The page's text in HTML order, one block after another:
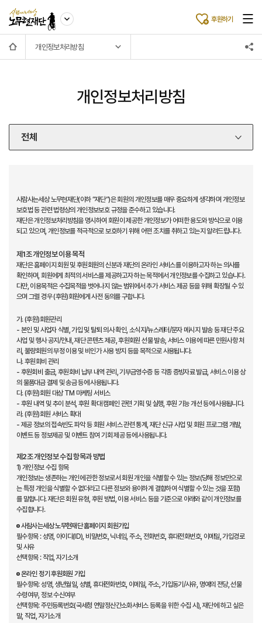
후원하기
개인정보처리방침
개인정보처리방침
전체
사람사는세상 노무현재단(이하 “재단”)은 회원의 개인정보를 매우 중요하게 생각하며 개인정보
보호법 등 관련 법령상의 개인정보보호 규정을 준수하고 있습니다.
재단은 개인정보처리방침을 명시하여 회원이 제공한 개인정보가 어떠한 용도와 방식으로 이용
되고 있으며, 개인정보를 적극적으로 보호하기 위해 어떤 조치를 취하고 있는지 알려드립니다.
제1조 개인정보 이용 목적
재단은 홈페이지 회원 및 후원회원의 신분과 재단의 온라인 서비스를 이용하고자 하는 의사를
확인하며, 회원에게 최적의 서비스를 제공하고자 하는 목적에서 개인정보를 수집하고 있습니다.
다만, 이용목적은 수집목적을 벗어나지 않는 범위에서 추가 서비스 제공 등을 위해 확장될 수 있
으며 그럴 경우 (후원)회원에게 사전 동의를 구합니다.
가. (후원)회원관리
- 본인 및 사업자 식별, 가입 및 탈퇴 의사 확인, 소식지/뉴스레터/문자 메시지 발송 등 재단 주요
사업 및 행사 공지/안내, 재단 콘텐츠 제공, 후원회원 선물 발송, 서비스 이용에 따른 민원사항 처
리, 불량회원의 부정 이용 및 비인가 사용 방지 등을 목적으로 사용됩니다.
나. 후원회비 관리
- 후원회비 출금, 후원회비 납부 내역 관리, 기부금영수증 등 각종 증빙자료 발급, 서비스 이용 상
의 물품대금 결제 및 송금 등에 사용됩니다.
다. (후원)회원 대상 TM 마케팅 서비스
- 후원 내역 및 추이 분석, 후원 확대 캠페인 관련 기획 및 실행, 후원 기능 개선 등에 사용됩니다.
라. (후원)회원 서비스 확대
- 제공 정보의 접속빈도 파악 등 회원 서비스 관련 통계, 재단 신규 사업 및 회원 프로그램 개발,
이벤트 등 정보제공 및 이벤트 참여 기회 제공 등에 사용됩니다.
제2조 개인정보 수집 항목과 방법
1) 개인정보 수집 항목
개인정보는 생존하는 개인에 관한 정보로서 회원 개인을 식별할 수 있는 정보(당해 정보만으로
는 특정 개인을 식별할 수 없더라고 다른 정보와 용이하게 결합하여 식별할 수 있는 것을 포함)
를 말합니다. 재단은 회원 유형, 후원 방법, 이용 서비스 등을 기준으로 아래와 같이 개인정보를
수집합니다.
사람사는세상 노무현재단 홈페이지 회원가입
필수항목 : 성명, 아이디(ID), 비밀번호, 닉네임, 주소, 전화번호, 휴대전화번호, 이메일, 가입경로
및 사유
선택항목 : 직업, 자기소개
온라인 정기 후원회원 가입
필수항목: 성명, 생년월일, 성별, 휴대전화번호, 이메일, 주소, 가입동기/사유, 명예의 전당, 선물
수령여부, 정보 수신여부
선택항목: 주민등록번호(국세청 연말정산간소화서비스 등록을 위한 수집 시), 재단에 하고 싶은
말, 직업, 자기소개